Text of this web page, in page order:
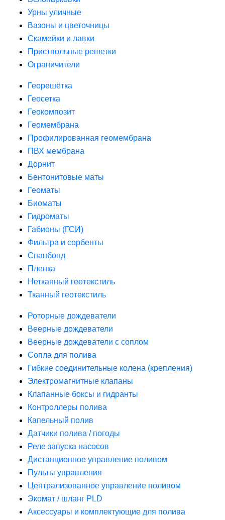
Урны уличные
Вазоны и цветочницы
Скамейки и лавки
Приствольные решетки
Ограничители
Георешётка
Геосетка
Геокомпозит
Геомембрана
Профилированная геомембрана
ПВХ мембрана
Дорнит
Бентонитовые маты
Геоматы
Биоматы
Гидроматы
Габионы (ГСИ)
Фильтра и сорбенты
Спанбонд
Пленка
Нетканный геотекстиль
Тканный геотекстиль
Роторные дождеватели
Веерные дождеватели
Веерные дождеватели с соплом
Сопла для полива
Гибкие соединительные колена (крепления)
Электромагнитные клапаны
Клапанные боксы и гидранты
Контроллеры полива
Капельный полив
Датчики полива / погоды
Реле запуска насосов
Дистанционное управление поливом
Пульты управления
Централизованное управление поливом
Экомат / шланг PLD
Аксессуары и комплектующие для полива